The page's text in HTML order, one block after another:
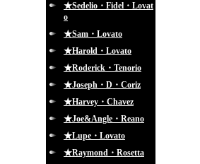
★Sedelio・Fidel・Lovat
o
★Sam・Lovato
★Harold・Lovato
★Roderick・Tenorio
★Joseph・D・Coriz
★Harvey・Chavez
★Joe&Angle・Reano
★Lupe・Lovato
★Raymond・Rosetta